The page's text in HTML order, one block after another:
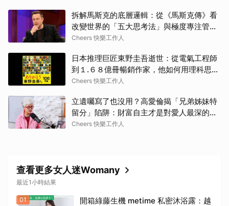
拆解馬斯克的底層邏輯：從《馬斯克傳》看
改變世界的「五大思考法」與極度專注管理
術
Cheers 快樂工作人
日本推理巨匠東野圭吾逝世：從電氣工程師
到１.６８億冊暢銷作家，他如何用理科思維
寫出撼動人心的生命解憂學？
Cheers 快樂工作人
立遺囑寫了也沒用？高愛倫揭「兄弟姊妹特
留分」陷阱：財富自主才是對愛人最深的保
護
Cheers 快樂工作人
查看更多女人迷Womany
最近1小時結果
01
開箱綠藤生機 metime 私密沐浴露：越